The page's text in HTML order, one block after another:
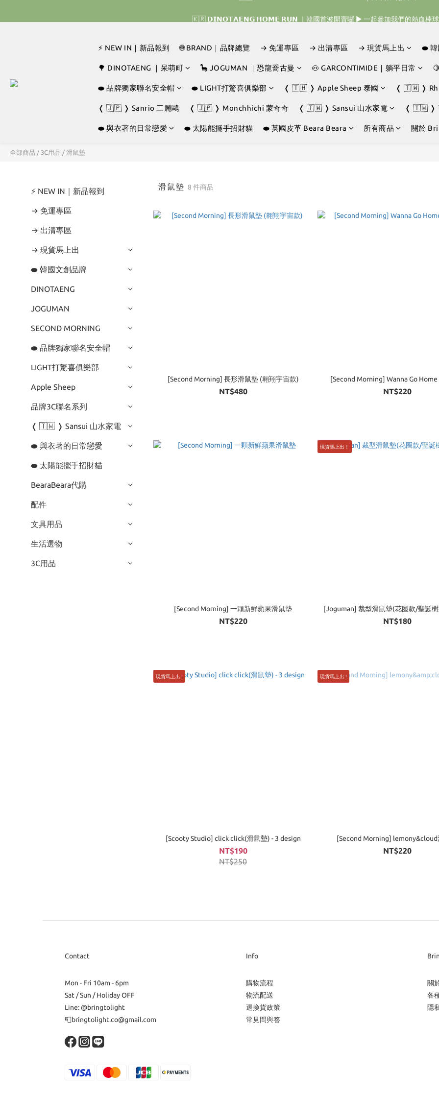
🇰🇷 𝗗𝗜𝗡𝗢𝗧𝗔𝗘𝗡𝗚 𝗛𝗢𝗠𝗘 𝗥𝗨𝗡 ｜韓國首波開賣囉 ▶ 一起參加我們的熱血棒球
⚡ NEW IN｜新品報到 🌐 BRAND｜品牌總覽 → 免運專區 → 出清專區 → 現貨馬上出 ⬬ 韓
🌳 DINOTAENG ｜呆萌町 🦕 JOGUMAN ｜恐龍喬古曼 🐽 GARCONTIMIDE｜躺平日常
⬬ 品牌獨家聯名安全帽 ⬬ LIGHT打驚喜俱樂部 ❬ 🇹🇭 ❭ Apple Sheep 泰國 ❬ 🇹🇼 ❭
❬ 🇯🇵 ❭ Sanrio 三麗鷗 ❬ 🇯🇵 ❭ Monchhichi 蒙奇奇 ❬ 🇹🇼 ❭ Sansui 山水家電 ❬ 🇹🇼 ❭
⬬ 與衣著的日常戀愛 ⬬ 太陽能擺手招財貓 ⬬ 英國皮革 Beara Beara 所有商品 關於
全部商品 / 3C用品 / 滑鼠墊
⚡ NEW IN｜新品報到
→ 免運專區
→ 出清專區
→ 現貨馬上出
⬬ 韓國文創品牌
DINOTAENG
JOGUMAN
SECOND MORNING
⬬ 品牌獨家聯名安全帽
LIGHT打驚喜俱樂部
Apple Sheep
品牌3C聯名系列
❬ 🇹🇼 ❭ Sansui 山水家電
⬬ 與衣著的日常戀愛
⬬ 太陽能擺手招財貓
BearaBeara代購
配件
文具用品
生活選物
3C用品
滑鼠墊 8 件商品
[Second Morning] 長形滑鼠墊 (翱翔宇宙款)
NT$480
[Second Morning] Wanna Go
NT$220
[Second Morning] 一顆新鮮蘋果滑鼠墊
NT$220
現貨馬上出！
[Joguman] 裁型滑鼠墊(花圈款/聖誕
NT$180
現貨馬上出 !
[Scooty Studio] click click(滑鼠墊) - 3 design
NT$190
NT$250
現貨馬上出 !
[Second Morning] lemony&cloud
NT$220
Contact
Mon - Fri 10am - 6pm
Sat / Sun / Holiday OFF
Line: @bringtolight
📮bringtolight.co@gmail.com
Info
購物流程
物流配送
退換貨政策
常見問與答
關
各
隱